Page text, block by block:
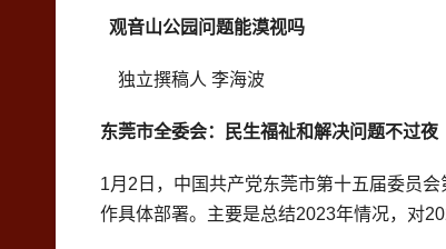
观音山公园问题能漠视吗
独立撰稿人 李海波
东莞市全委会：民生福祉和解决问题不过夜
1月2日，中国共产党东莞市第十五届委员
作具体部署。主要是总结2023年情况，对